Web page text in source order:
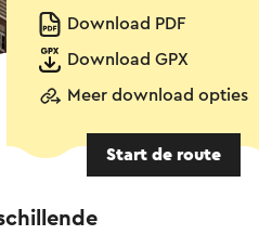
Download PDF
Download GPX
Meer download opties
Start de route